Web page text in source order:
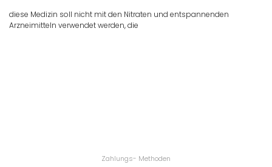
diese Medizin soll nicht mit den Nitraten und entspannenden
Arzneimitteln verwendet werden, die
Zahlungs- Methoden